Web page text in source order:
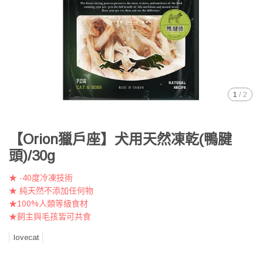
1 / 2
【Orion獵戶座】犬用天然凍乾(鴨腱
頭)/30g
★ -40度冷凍技術
★ 純天然不添加任何物
★100%人類等級食材
★飼主與毛孩皆可共食
lovecat